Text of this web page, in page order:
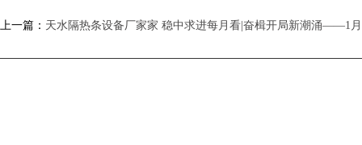
上一篇： 天水隔热条设备厂家家 稳中求进每月看|奋楫开局新潮涌——1